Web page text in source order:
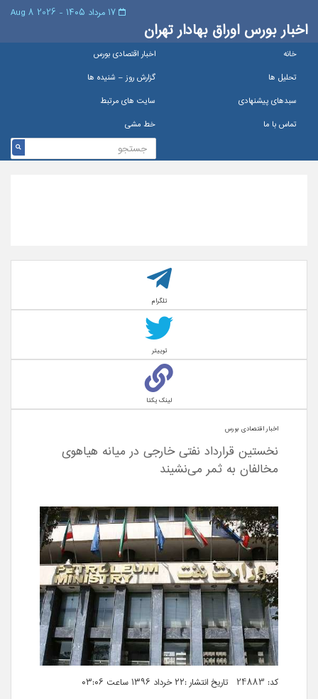
اخبار بورس اوراق بهادار تهران
خانه
اخبار اقتصادی بورس
تحلیل ها
گزارش روز – شنيده ها
سبدهای پیشنهادی
سایت های مرتبط
تماس با ما
خط مشی
تلگرام
توییتر
لینک یکتا
اخبار اقتصادی بورس
نخستین قرارداد نفتی خارجی در میانه هیاهوی
مخالفان به ثمر می‌نشیند
کد: 24883 تاریخ انتشار :۲۲ خرداد ۱۳۹۶ ساعت ۰۳:۰۶